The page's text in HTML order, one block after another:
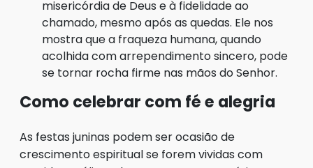
misericórdia de Deus e à fidelidade ao
chamado, mesmo após as quedas. Ele nos
mostra que a fraqueza humana, quando
acolhida com arrependimento sincero, pode
se tornar rocha firme nas mãos do Senhor.
Como celebrar com fé e alegria
As festas juninas podem ser ocasião de
crescimento espiritual se forem vividas com